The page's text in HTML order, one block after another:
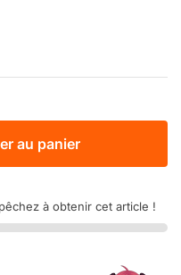
au panier
à obtenir cet article !